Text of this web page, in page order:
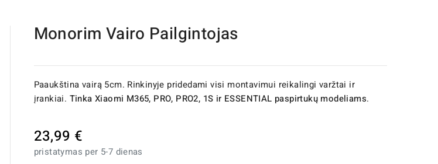
Monorim Vairo Pailgintojas
Paaukština vairą 5cm. Rinkinyje pridedami visi montavimui reikalingi varžtai ir
įrankiai. Tinka Xiaomi M365, PRO, PRO2, 1S ir ESSENTIAL paspirtukų modeliams.
23,99 €
pristatymas per 5-7 dienas